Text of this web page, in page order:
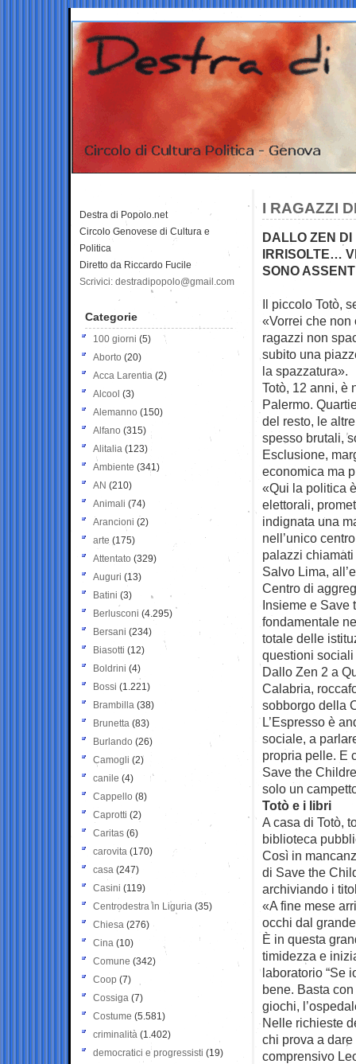
I RAGAZZI
DALLO ZEN DI
IRRISOLTE…
SONO
Il piccolo Totò,
«Vorrei che
ragazzi non
subito una
la spazzatura».
Totò, 12 anni, è
Palermo.
del resto, le
spesso brutali,
Esclusione,
economica ma
«Qui la politica
elettorali,
indignata una
nell’unico
palazzi
Salvo Lima,
Centro di
Insieme e Save
fondamentale
totale delle
questioni
Dallo Zen 2 a
Calabria,
sobborgo della
L’Espresso è
sociale, a
propria pelle. E
Save the
solo un
Totò e i libri
A casa di Totò,
biblioteca
Così in
di Save the
archiviando i
«A fine mese
occhi dal
È in questa
timidezza e
laboratorio “Se
bene. Basta
giochi,
Nelle richieste
chi prova a dare
comprensivo
Destra di Popolo.net
Circolo Genovese di Cultura e
Politica
Diretto da Riccardo Fucile
Scrivici: destradipopolo@gmail.com
Categorie
100 giorni (5)
Aborto (20)
Acca Larentia (2)
Alcool (3)
Alemanno (150)
Alfano (315)
Alitalia (123)
Ambiente (341)
AN (210)
Animali (74)
Arancioni (2)
arte (175)
Attentato (329)
Auguri (13)
Batini (3)
Berlusconi (4.295)
Bersani (234)
Biasotti (12)
Boldrini (4)
Bossi (1.221)
Brambilla (38)
Brunetta (83)
Burlando (26)
Camogli (2)
canile (4)
Cappello (8)
Caprotti (2)
Caritas (6)
carovita (170)
casa (247)
Casini (119)
Centrodestra in Liguria (35)
Chiesa (276)
Cina (10)
Comune (342)
Coop (7)
Cossiga (7)
Costume (5.581)
criminalità (1.402)
democratici e progressisti (19)